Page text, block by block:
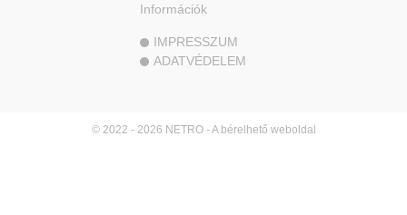
Információk
IMPRESSZUM
ADATVÉDELEM
© 2022 - 2026 NETRO - A bérelhető weboldal